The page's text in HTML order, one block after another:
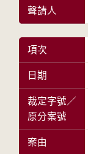
聲請人
項次
日期
裁定字號／
原分案號
案由